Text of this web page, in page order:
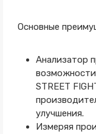
Основные
Анализатор
STREET
улучшения.
Измеряя